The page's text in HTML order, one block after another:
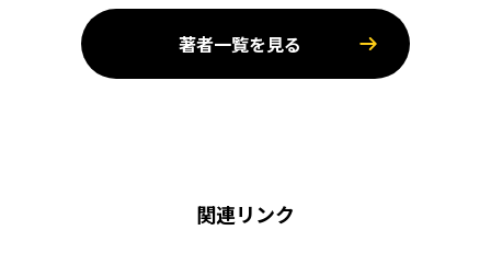
著者一覧を見る
関連リンク